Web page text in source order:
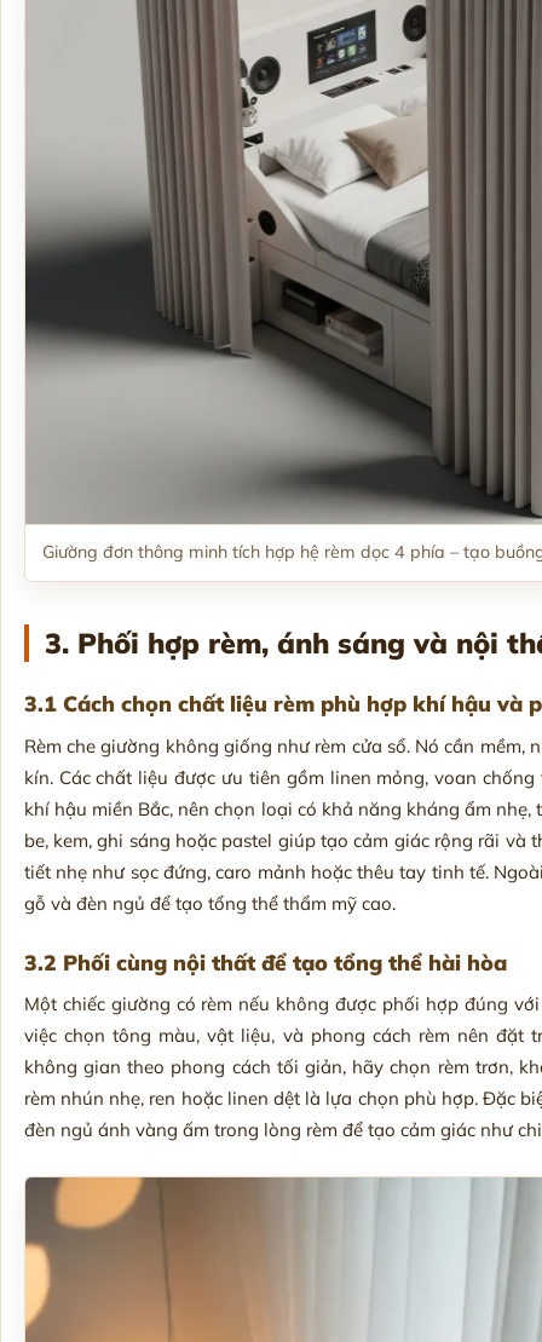
Giường đơn thông minh tích hợp hệ rèm dọc 4 phía – tạo
3. Phối hợp rèm, ánh sáng và nội
3.1 Cách chọn chất liệu rèm phù hợp khí hậu và
Rèm che giường không giống như rèm cửa sổ. Nó cần
kín. Các chất liệu được ưu tiên gồm linen mỏng, voan
khí hậu miền Bắc, nên chọn loại có khả năng kháng ẩm
be, kem, ghi sáng hoặc pastel giúp tạo cảm giác rộng rãi
tiết nhẹ như sọc đứng, caro mảnh hoặc thêu tay tinh tế.
gỗ và đèn ngủ để tạo tổng thể thẩm mỹ cao.
3.2 Phối cùng nội thất để tạo tổng thể hài hòa
Một chiếc giường có rèm nếu không được phối hợp đúng
việc chọn tông màu, vật liệu, và phong cách rèm nên đặt
không gian theo phong cách tối giản, hãy chọn rèm trơn,
rèm nhún nhẹ, ren hoặc linen dệt là lựa chọn phù hợp. Đặc
đèn ngủ ánh vàng ấm trong lòng rèm để tạo cảm giác như